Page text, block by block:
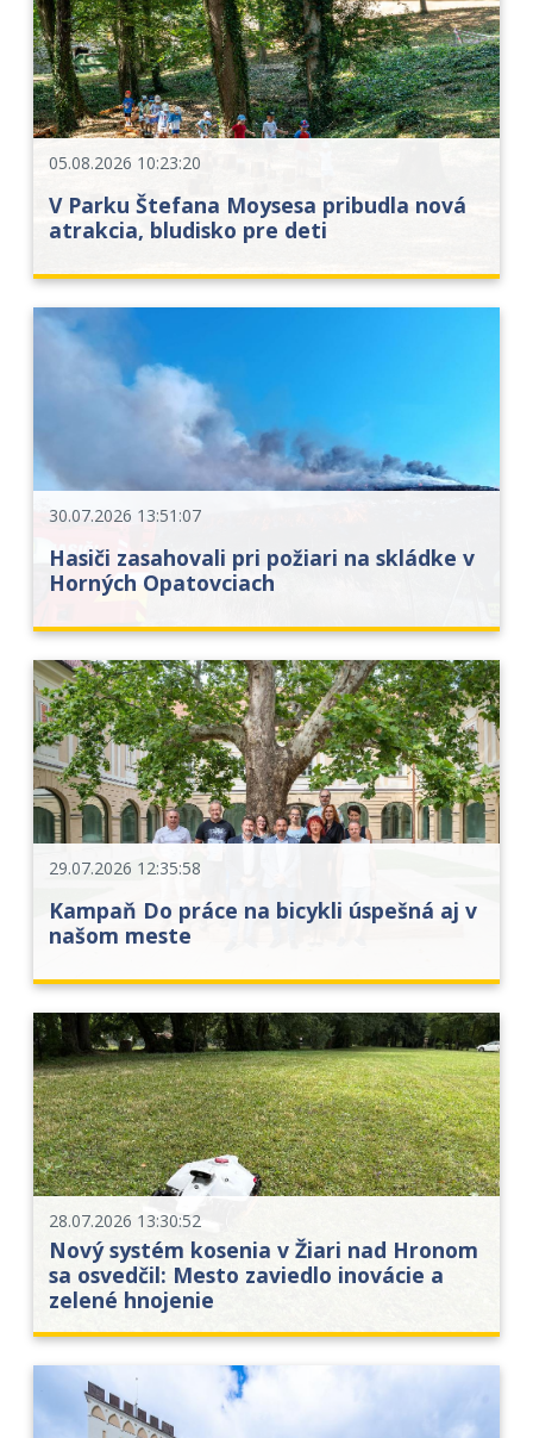
05.08.2026 10:23:20
V Parku Štefana Moysesa pribudla nová
atrakcia, bludisko pre deti
30.07.2026 13:51:07
Hasiči zasahovali pri požiari na skládke v
Horných Opatovciach
29.07.2026 12:35:58
Kampaň Do práce na bicykli úspešná aj v
našom meste
28.07.2026 13:30:52
Nový systém kosenia v Žiari nad Hronom
sa osvedčil: Mesto zaviedlo inovácie a
zelené hnojenie